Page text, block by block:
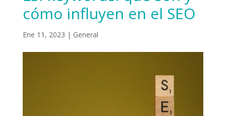
cómo influyen en el SEO
Ene 11, 2023 | General